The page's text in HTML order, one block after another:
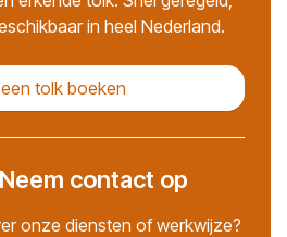
in heel Nederland.
tolk boeken
contact op
onze diensten of werkwijze?